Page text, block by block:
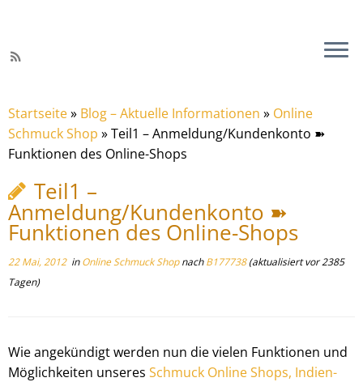
Startseite» Blog – Aktuelle Informationen » Online
Schmuck Shop »Teil1 – Anmeldung/Kundenkonto ➽
Funktionen des Online-Shops
Teil1 –
Anmeldung/Kundenkonto ➽
Funktionen des Online-Shops
22 Mai, 2012inOnline Schmuck ShopnachB177738(aktualisiert vor 2385
Tagen)
Wie angekündigt werden nun die vielen Funktionen und
Möglichkeiten unseres Schmuck Online Shops, Indien-